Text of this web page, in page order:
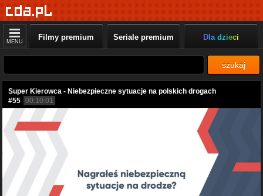
MENU Filmy premium Seriale premium Dla dzieci
szukaj
Super Kierowca - Niebezpieczne sytuacje na polskich drogach
#55 00:10:01